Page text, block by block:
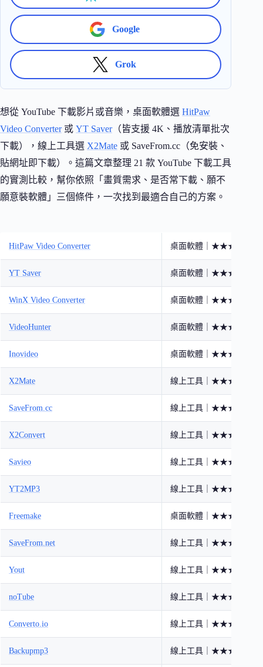
Google
Grok
想從 YouTube 下載影片或音樂，桌面軟體選 HitPaw
Video Converter或 YT Saver（皆支援 4K、播放清單批次
下載），線上工具選 X2Mate 或 SaveFrom.cc（免安裝、
貼網址即下載）。這篇文章整理 21 款 YouTube 下載工具
的實測比較，幫你依照「畫質需求、是否常下載、願不
願意裝軟體」三個條件，一次找到最適合自己的方案。
HitPaw Video Converter 桌面軟體｜★★★★★
YT Saver 桌面軟體｜★★★★★
WinX Video Converter 桌面軟體｜★★★★★
VideoHunter 桌面軟體｜★★★★☆
Inovideo 桌面軟體｜★★★★☆
X2Mate 線上工具｜★★★★☆
SaveFrom.cc 線上工具｜★★★★☆
X2Convert 線上工具｜★★★★☆
Savieo 線上工具｜★★★☆☆
YT2MP3 線上工具｜★★★☆☆
Freemake 桌面軟體｜★★★☆☆
SaveFrom.net 線上工具｜★★★★☆
Yout 線上工具｜★★★☆☆
noTube 線上工具｜★★★☆☆
Converto.io 線上工具｜★★★☆☆
Backupmp3 線上工具｜★★★☆☆